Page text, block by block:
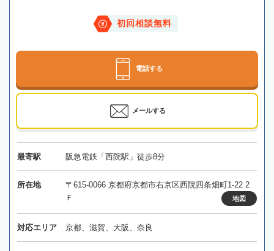
初回相談無料
電話する
メールする
最寄駅 阪急電鉄「西院駅」徒歩8分
所在地
〒615-0066 京都府京都市右京区西院四条畑町1-22 2
Ｆ
地図
対応エリア 京都、滋賀、大阪、奈良